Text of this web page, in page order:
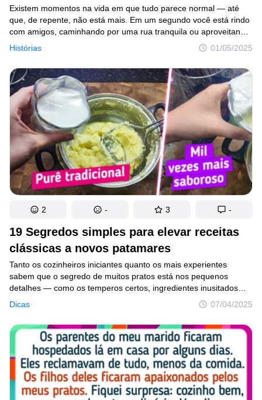
Histórias 01/05/2025
Existem momentos na vida em que tudo parece normal — até
que, de repente, não está mais. Em um segundo você está rindo
com amigos, caminhando por uma rua tranquila ou aproveitando
uma noite de paz e, no outro, seus instintos começam a gritar:
19 Segredos simples para elevar receitas
clássicas a novos patamares
Dicas 07/04/2025
Tanto os cozinheiros iniciantes quanto os mais experientes
sabem que o segredo de muitos pratos está nos pequenos
detalhes — como os temperos certos, ingredientes inusitados
ou um método específico de preparo. Muitas vezes, são
justamente essas “pequenas grandes sacadas” que fazem toda
a diferença e transformam receitas comuns em verdadeiros
tesouros da gastronomia.
2 - 3 -